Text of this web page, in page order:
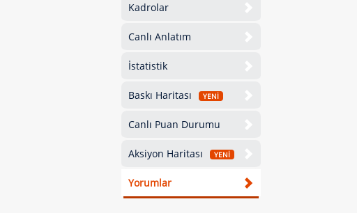
Kadrolar
Canlı Anlatım
İstatistik
Baskı Haritası YENİ
Canlı Puan Durumu
Aksiyon Haritası YENİ
Yorumlar